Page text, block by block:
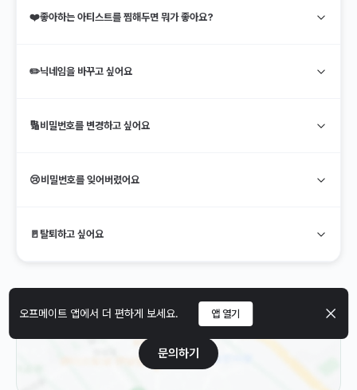
오프메이트 앱에서 더 편하게 보세요. 앱 열기
❤️좋아하는 아티스트를 찜해두면 뭐가 좋아요?
✏️닉네임을 바꾸고 싶어요
🔢비밀번호를 변경하고 싶어요
😢비밀번호를 잊어버렸어요
🚪탈퇴하고 싶어요
🔍 찾고 있는 내용이 없나요?
문의하기